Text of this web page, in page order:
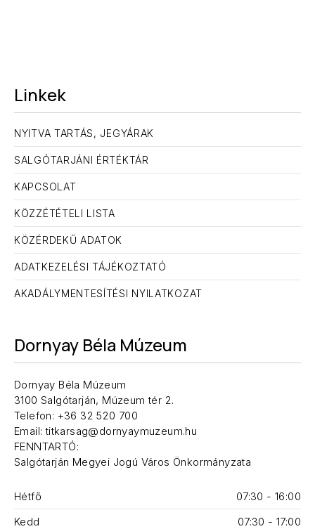
Linkek
NYITVA TARTÁS, JEGYÁRAK
SALGÓTARJÁNI ÉRTÉKTÁR
KAPCSOLAT
KÖZZÉTÉTELI LISTA
KÖZÉRDEKŰ ADATOK
ADATKEZELÉSI TÁJÉKOZTATÓ
AKADÁLYMENTESÍTÉSI NYILATKOZAT
Dornyay Béla Múzeum
Dornyay Béla Múzeum
3100 Salgótarján, Múzeum tér 2.
Telefon: +36 32 520 700
Email: titkarsag@dornyaymuzeum.hu
FENNTARTÓ:
Salgótarján Megyei Jogú Város Önkormányzata
Hétfő
07:30 - 16:00
Kedd
07:30 - 17:00
ELŐZŐ